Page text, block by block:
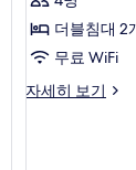
트
A
사
진
더블침대 2
무료 WiFi
자세히 보기
로